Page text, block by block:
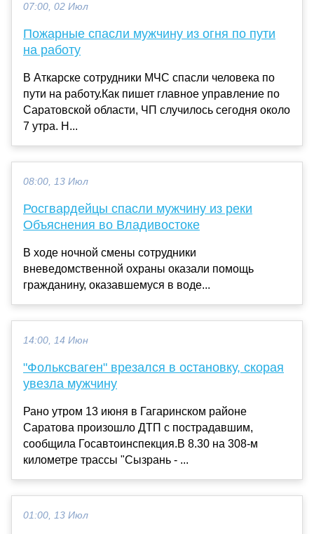
07:00, 02 Июл
Пожарные спасли мужчину из огня по пути
на работу
В Аткарске сотрудники МЧС спасли человека по
пути на работу.Как пишет главное управление по
Саратовской области, ЧП случилось сегодня около
7 утра. Н...
08:00, 13 Июл
Росгвардейцы спасли мужчину из реки
Объяснения во Владивостоке
В ходе ночной смены сотрудники
вневедомственной охраны оказали помощь
гражданину, оказавшемуся в воде...
14:00, 14 Июн
"Фольксваген" врезался в остановку, скорая
увезла мужчину
Рано утром 13 июня в Гагаринском районе
Саратова произошло ДТП с пострадавшим,
сообщила Госавтоинспекция.В 8.30 на 308-м
километре трассы "Сызрань - ...
01:00, 13 Июл